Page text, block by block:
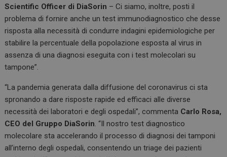
Scientific Officer di DiaSorin – Ci siamo, inoltre, posti il
problema di fornire anche un test immunodiagnostico che desse
risposta alla necessità di condurre indagini epidemiologiche per
stabilire la percentuale della popolazione esposta al virus in
assenza di una diagnosi eseguita con i test molecolari su
tampone”.
“La pandemia generata dalla diffusione del coronavirus ci sta
spronando a dare risposte rapide ed efficaci alle diverse
necessità dei laboratori e degli ospedali”, commenta Carlo Rosa,
CEO del Gruppo DiaSorin. “Il nostro test diagnostico
molecolare sta accelerando il processo di diagnosi dei tamponi
all’interno degli ospedali, consentendo un triage dei pazienti